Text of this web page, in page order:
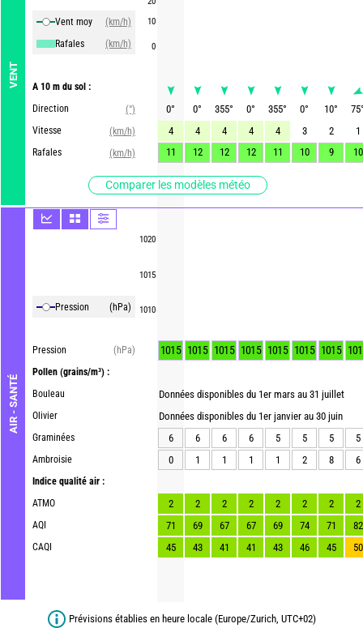
VENT
Vent moy
(km/h)
Rafales
(km/h)
A 10 m du sol :
Direction
(°)
Vitesse
(km/h)
Rafales
(km/h)
Comparer les modèles météo
AIR - SANTÉ
Pression (hPa)
Pression
(hPa)
Pollen (grains/m³) :
Bouleau
Olivier
Graminées
Ambroisie
Indice qualité air :
ATMO
AQI
CAQI
10
0
1020
1015
1010
0° 0° 355° 0° 355° 0° 10° 75
4
4 4 4 4 3 2
1
11
12 12 12 11 10 9 10
1015 1015 1015 1015 1015 1015 1015
Données disponibles du 1er mars au 31 juillet
Données disponibles du 1er janvier au 30 juin
6
6 6 6 5 5 5
5
0
1 1 1 1 2 8 6
2 2 2 2 2 2 2
2
71
69 67 67 69 74 71
82
45
43 41 41 43 46 45 50
Prévisions établies en heure locale (Europe/Zurich, UTC+02)